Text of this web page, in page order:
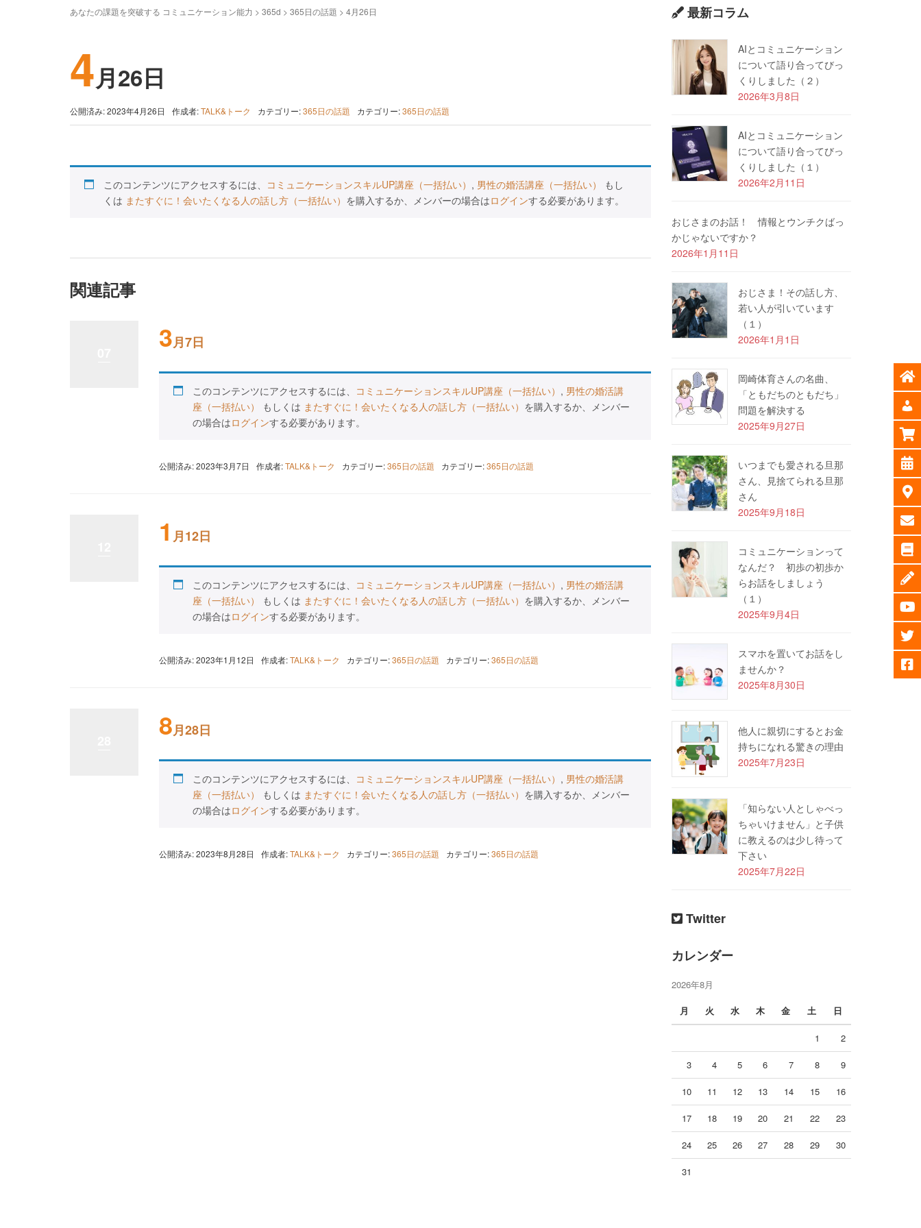
あなたの課題を突破する コミュニケーション能力 > 365d > 365日の話題 > 4月26日
4月26日
公開済み: 2023年4月26日 作成者:TALK&トーク カテゴリー:365日の話題 カテゴリー:365日の話題
このコンテンツにアクセスするには、 コミュニケーションスキルUP講座（一括払い） , 男性の婚活講座（一括払い）
もし
くは またすぐに！会いたくなる人の話し方（一括払い） を購入するか、メンバーの場合はログインする必要があります。
関連記事
3月7日
このコンテンツにアクセスするには、 コミュニケーションスキルUP講座（一括払い） , 男性の婚活講
座（一括払い）
もしくは またすぐに！会いたくなる人の話し方（一括払い） を購入するか、メンバー
の場合はログインする必要があります。
公開済み: 2023年3月7日 作成者:TALK&トーク カテゴリー:365日の話題 カテゴリー:365日の話題
1 月12日
このコンテンツにアクセスするには、 コミュニケーションスキルUP講座（一括払い） , 男性の婚活講
座（一括払い）
もしくは またすぐに！会いたくなる人の話し方（一括払い） を購入するか、メンバー
の場合はログインする必要があります。
公開済み: 2023年1月12日 作成者:TALK&トーク カテゴリー:365日の話題 カテゴリー:365日の話題
8月28日
このコンテンツにアクセスするには、 コミュニケーションスキルUP講座（一括払い） , 男性の婚活講
座（一括払い）
もしくは またすぐに！会いたくなる人の話し方（一括払い） を購入するか、メンバー
の場合はログインする必要があります。
公開済み: 2023年8月28日 作成者:TALK&トーク カテゴリー:365日の話題 カテゴリー:365日の話題
最新コラム
AIとコミュニケーション
について語り合ってびっ
くりしました（２）
2026年3月8日
AIとコミュニケーション
について語り合ってびっ
くりしました（１）
2026年2月11日
おじさまのお話！ 情報とウンチクばっ
かじゃないですか？
2026年1月11日
おじさま！その話し方、
若い人が引いています
（１）
2026年1月1日
岡崎体育さんの名曲、
「ともだちのともだち」
問題を解決する
2025年9月27日
いつまでも愛される旦那
さん、見捨てられる旦那
さん
2025年9月18日
コミュニケーションって
なんだ？ 初歩の初歩か
らお話をしましょう
（１）
2025年9月4日
スマホを置いてお話をし
ませんか？
2025年8月30日
他人に親切にするとお金
持ちになれる驚きの理由
2025年7月23日
「知らない人としゃべっ
ちゃいけません」と子供
に教えるのは少し待って
下さい
2025年7月22日
Twitter
カレンダー
2026年8月
月
火 水 木 金 土 日
1 2
3 4 5 6 7 8 9
10 11 12 13 14 15 16
17 18 19 20 21 22 23
24 25 26 27 28 29 30
31